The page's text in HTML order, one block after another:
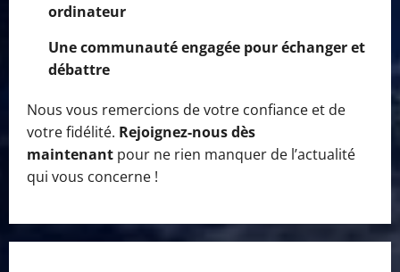
ordinateur
Une communauté engagée pour échanger et
débattre
Nous vous remercions de votre confiance et de
votre fidélité. Rejoignez-nous dès
maintenant pour ne rien manquer de l’actualité
qui vous concerne !